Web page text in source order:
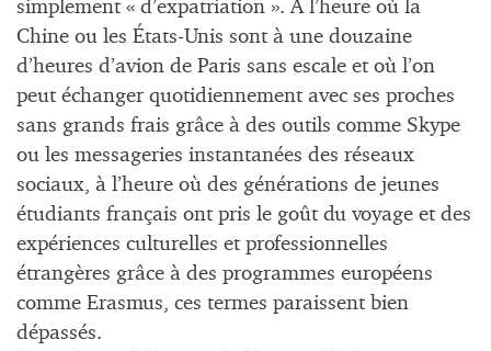
simplement « d’expatriation ». À l’heure où la
Chine ou les États-Unis sont à une douzaine
d’heures d’avion de Paris sans escale et où l’on
peut échanger quotidiennement avec ses proches
sans grands frais grâce à des outils comme Skype
ou les messageries instantanées des réseaux
sociaux, à l’heure où des générations de jeunes
étudiants français ont pris le goût du voyage et des
expériences culturelles et professionnelles
étrangères grâce à des programmes européens
comme Erasmus, ces termes paraissent bien
dépassés.